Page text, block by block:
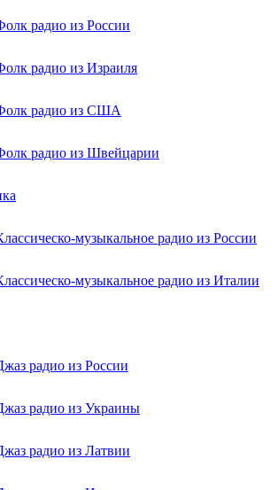
радио из России
радио из Израиля
радио из США
радио из Швейцарии
музыкальное радио из России
музыкальное радио из Италии
радио из России
радио из Украины
радио из Латвии